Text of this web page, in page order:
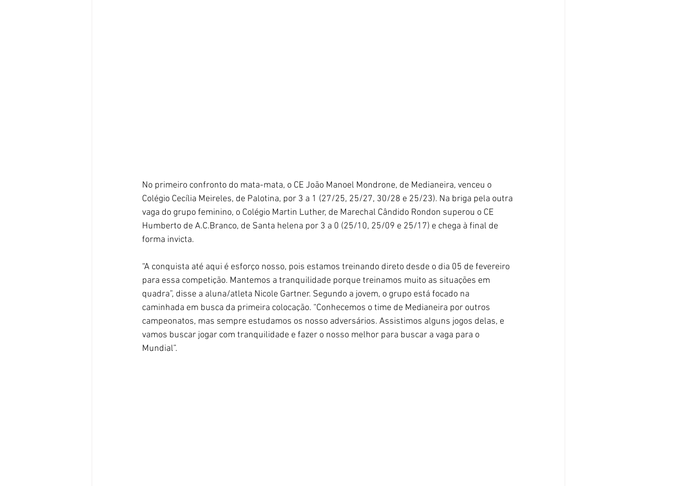
No primeiro confronto do mata-mata, o CE João Manoel Mondrone, de Medianeira, venceu o
Colégio Cecília Meireles, de Palotina, por 3 a 1 (27/25, 25/27, 30/28 e 25/23). Na briga pela outra
vaga do grupo feminino, o Colégio Martin Luther, de Marechal Cândido Rondon superou o CE
Humberto de A.C.Branco, de Santa helena por 3 a 0 (25/10, 25/09 e 25/17) e chega à final de
forma invicta.
“A conquista até aqui é esforço nosso, pois estamos treinando direto desde o dia 05 de fevereiro
para essa competição. Mantemos a tranquilidade porque treinamos muito as situações em
quadra”, disse a aluna/atleta Nicole Gartner. Segundo a jovem, o grupo está focado na
caminhada em busca da primeira colocação. “Conhecemos o time de Medianeira por outros
campeonatos, mas sempre estudamos os nosso adversários. Assistimos alguns jogos delas, e
vamos buscar jogar com tranquilidade e fazer o nosso melhor para buscar a vaga para o
Mundial”.